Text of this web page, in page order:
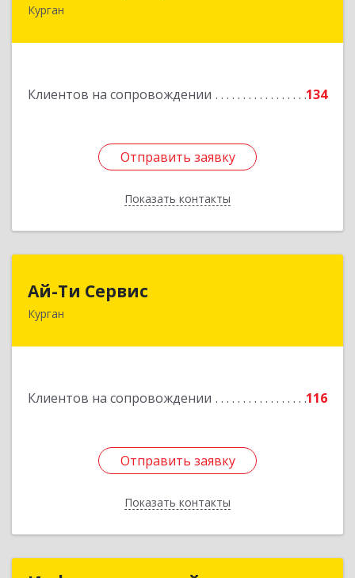
Курган
Клиентов на сопровождении 134
Отправить заявку
Показать контакты
Отправить заявку
Назад
Ай-Ти Сервис
Курган
Клиентов на сопровождении 116
Отправить заявку
Показать контакты
Отправить заявку
Назад